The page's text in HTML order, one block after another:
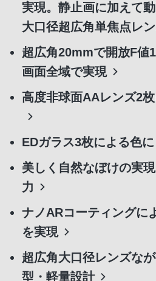
実現。静止画に加えて
大口径超広角単焦点レ
超広角20mmで開放F値
画面全域で実現
高度非球面AAレンズ2
EDガラス3枚による色
美しく自然なぼけの実
力
ナノARコーティングに
を実現
超広角大口径レンズな
型・軽量設計